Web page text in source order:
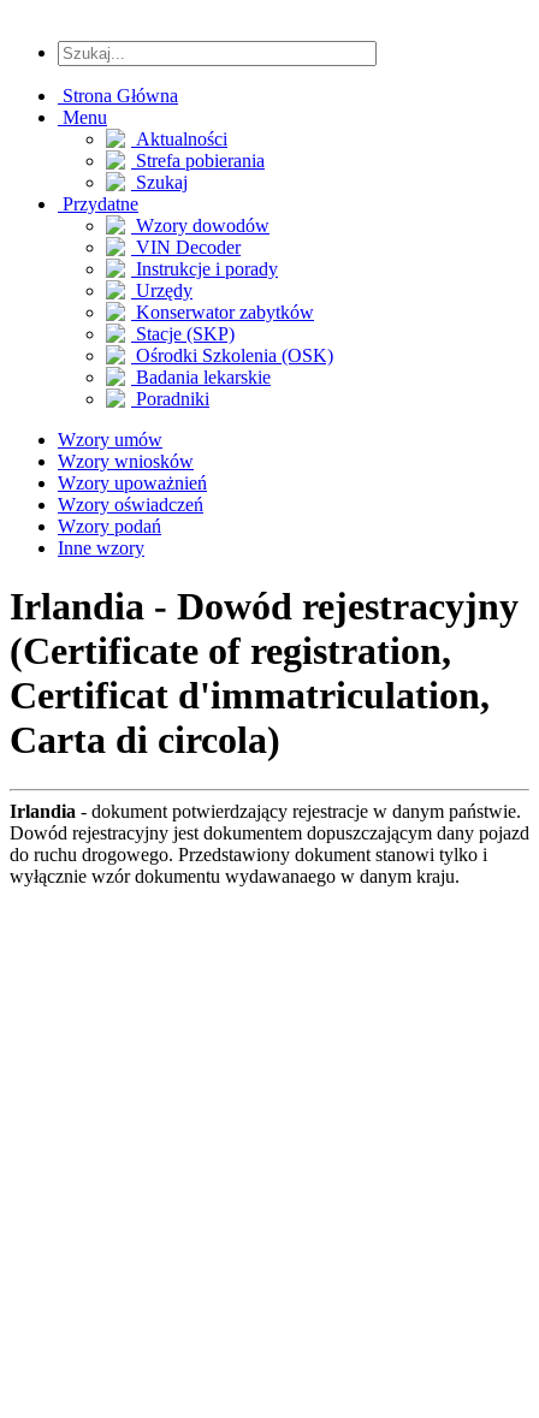
Strona Główna
Menu
Aktualności
Strefa pobierania
Szukaj
Przydatne
Wzory dowodów
VIN Decoder
Instrukcje i porady
Urzędy
Konserwator zabytków
Stacje (SKP)
Ośrodki Szkolenia (OSK)
Badania lekarskie
Poradniki
Wzory umów
Wzory wniosków
Wzory upoważnień
Wzory oświadczeń
Wzory podań
Inne wzory
Irlandia - Dowód rejestracyjny
(Certificate of registration,
Certificat d'immatriculation,
Carta di circola)
Irlandia - dokument potwierdzający rejestracje w danym państwie.
Dowód rejestracyjny jest dokumentem dopuszczającym dany pojazd
do ruchu drogowego. Przedstawiony dokument stanowi tylko i
wyłącznie wzór dokumentu wydawanaego w danym kraju.